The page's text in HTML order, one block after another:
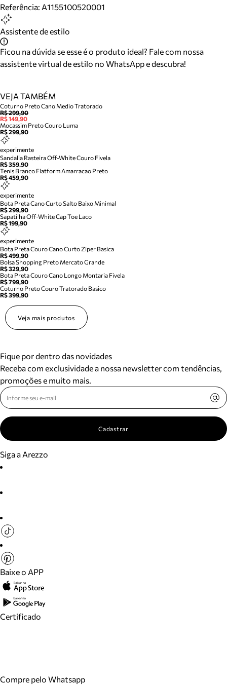
Referência: A1155100520001
Assistente de estilo
Ficou na dúvida se esse é o produto ideal? Fale com nossa
assistente virtual de estilo no WhatsApp e descubra!
VEJA TAMBÉM
Coturno Preto Cano Medio Tratorado
R$ 299,90
R$ 149,90
Mocassim Preto Couro Luma
R$ 299,90
experimente
Sandalia Rasteira Off-White Couro Fivela
R$ 359,90
Tenis Branco Flatform Amarracao Preto
R$ 459,90
experimente
Bota Preta Cano Curto Salto Baixo Minimal
R$ 299,90
Sapatilha Off-White Cap Toe Laco
R$ 199,90
experimente
Bota Preta Couro Cano Curto Ziper Basica
R$ 499,90
Bolsa Shopping Preto Mercato Grande
R$ 329,90
Bota Preta Couro Cano Longo Montaria Fivela
R$ 799,90
Coturno Preto Couro Tratorado Basico
R$ 399,90
Veja mais produtos
Fique por dentro das novidades
Receba com exclusividade a nossa newsletter com tendências,
promoções e muito mais.
Cadastrar
Siga a Arezzo
Baixe o APP
Certificado
Compre pelo Whatsapp